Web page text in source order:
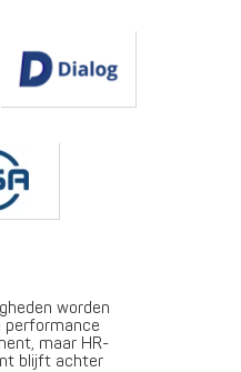
worden
performance
maar HR-
blijft achter